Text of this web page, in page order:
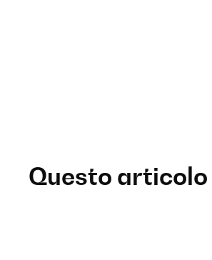
Questo